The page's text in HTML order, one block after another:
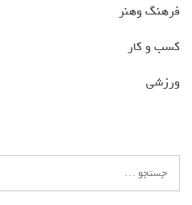
فرهنگ وهنر
کسب و کار
ورزشی